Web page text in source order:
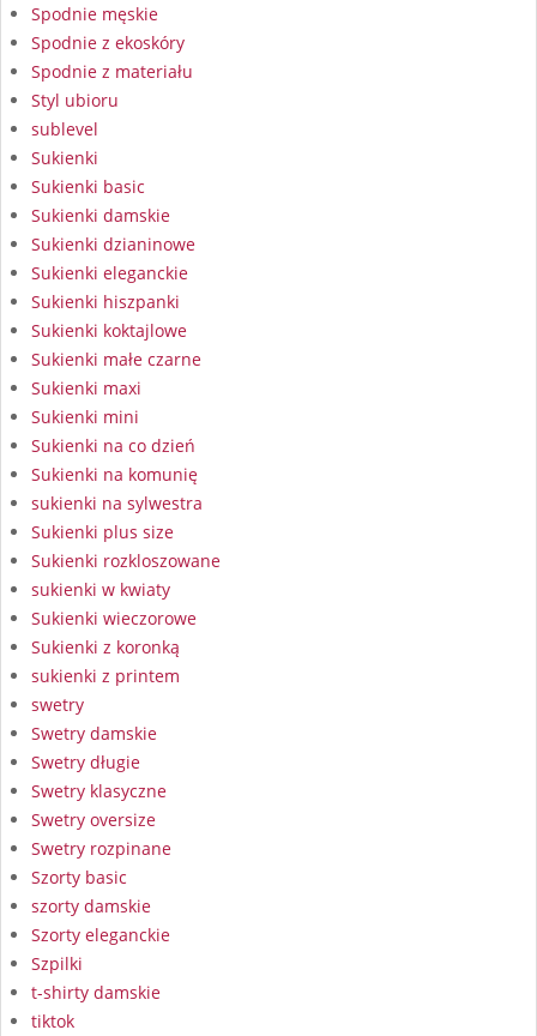
Spodnie męskie
Spodnie z ekoskóry
Spodnie z materiału
Styl ubioru
sublevel
Sukienki
Sukienki basic
Sukienki damskie
Sukienki dzianinowe
Sukienki eleganckie
Sukienki hiszpanki
Sukienki koktajlowe
Sukienki małe czarne
Sukienki maxi
Sukienki mini
Sukienki na co dzień
Sukienki na komunię
sukienki na sylwestra
Sukienki plus size
Sukienki rozkloszowane
sukienki w kwiaty
Sukienki wieczorowe
Sukienki z koronką
sukienki z printem
swetry
Swetry damskie
Swetry długie
Swetry klasyczne
Swetry oversize
Swetry rozpinane
Szorty basic
szorty damskie
Szorty eleganckie
Szpilki
t-shirty damskie
tiktok